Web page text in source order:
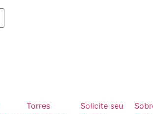
Torres
Solicite seu